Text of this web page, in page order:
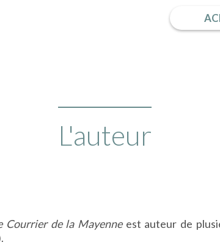
L'auteur
Courrier de la Mayenneest auteur de